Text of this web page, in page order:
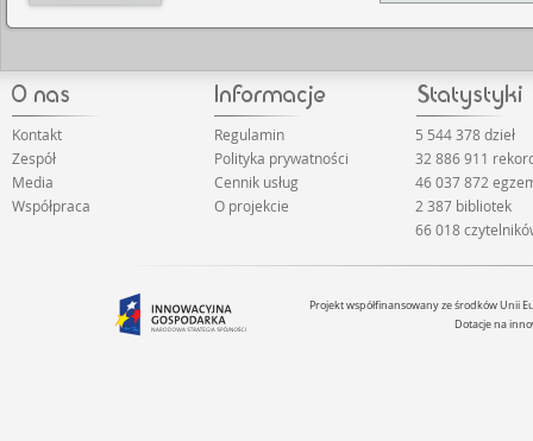
Kontakt
Zespół
Media
Współpraca
Regulamin
Polityka prywatności
Cennik usług
O projekcie
5 544 378 dzieł
32 886 911
46 037 872
2 387 bibliotek
66 018
Projekt współfinansowany ze środków Unii
Dotacje na